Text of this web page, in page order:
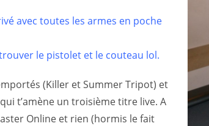
avec toutes les armes en poche
le pistolet et le couteau lol.
(Killer et Summer Tripot) et
t’amène un troisième titre live. A
Online et rien (hormis le fait